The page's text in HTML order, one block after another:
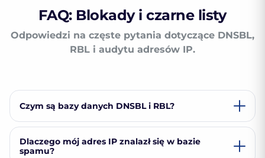
FAQ: Blokady i czarne listy
Odpowiedzi na częste pytania dotyczące DNSBL,
RBL i audytu adresów IP.
Czym są bazy danych DNSBL i RBL?
Dlaczego mój adres IP znalazł się w bazie
spamu?